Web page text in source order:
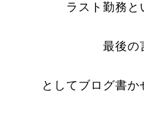
ラスト勤務と
最後の
としてブログ書か